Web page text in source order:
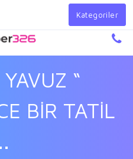
Giriş Yap
“
BİR TATİL
Kategoriler